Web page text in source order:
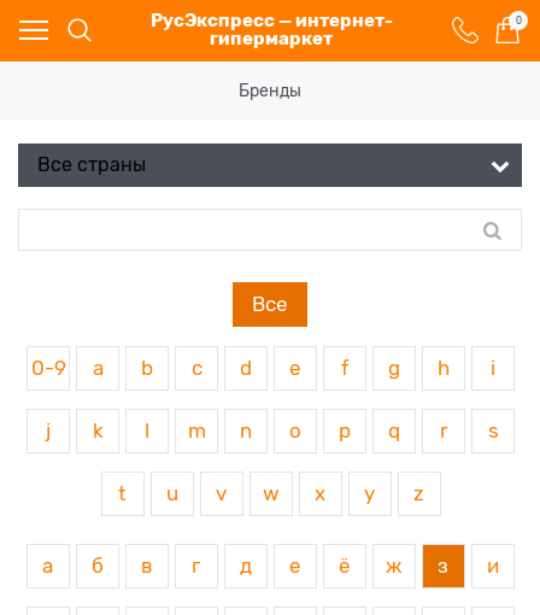
РусЭкспресс — интернет-
гипермаркет
0
Бренды
Все
0-9 a b c d e f g h i
j k m n o p q r s
t u v w x y z
а б в г д е ё ж з и